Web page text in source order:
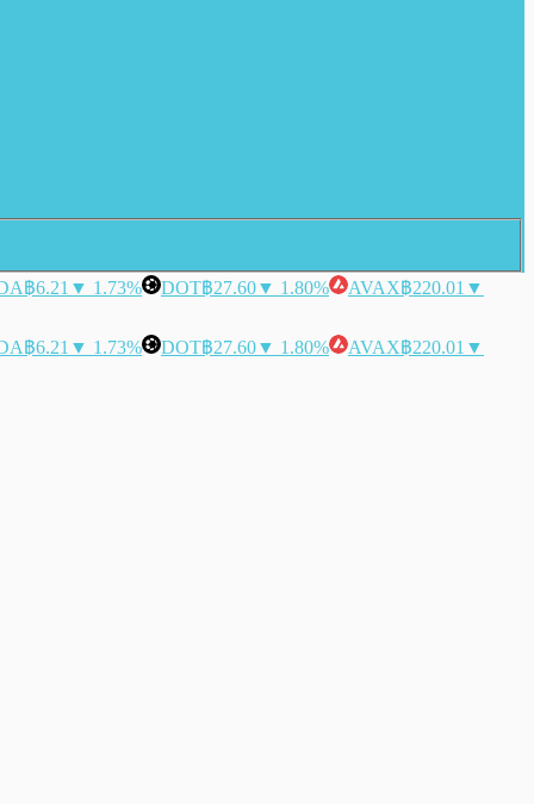
฿6.21 ▼ 1.73% DOT฿27.60▼ 1.80% AVAX฿220.01 ▼
฿6.21 ▼ 1.73% DOT฿27.60▼ 1.80% AVAX฿220.01 ▼